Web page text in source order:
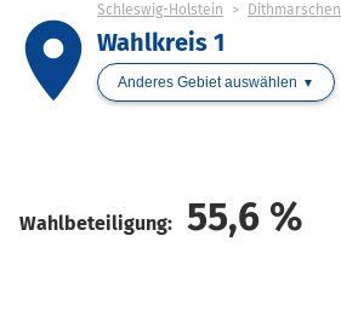
place
Schleswig-Holstein Dithmarschen
Wahlkreis 1
Anderes Gebiet auswählen
Wahlbeteiligung: 55,6 %